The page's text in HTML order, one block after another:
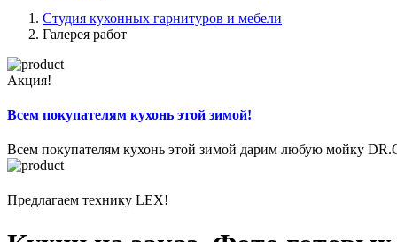
Студия кухонных гарнитуров и мебели
Галерея работ
Акция!
Всем покупателям кухонь этой зимой!
Всем покупателям кухонь этой зимой дарим любую мойку
Предлагаем технику LEX!